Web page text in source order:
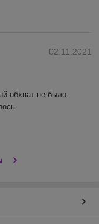
02.11.2021
обхват не было